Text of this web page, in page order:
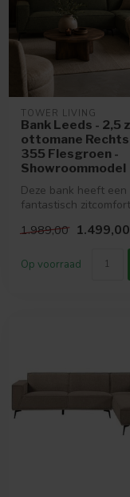
TOWER LIVING
Bank Leeds - 2,5
ottomane
355 Flesgroen -
Showroommodel
Deze bank heeft een
fantastisch
kleu...
1.989,00 1.499,00
Op voorraad